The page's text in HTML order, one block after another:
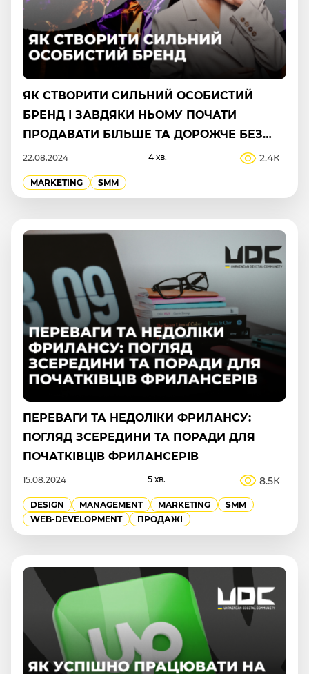
ЯК СТВОРИТИ СИЛЬНИЙ ОСОБИСТИЙ
БРЕНД І ЗАВДЯКИ НЬОМУ ПОЧАТИ
ПРОДАВАТИ БІЛЬШЕ ТА ДОРОЖЧЕ БЕЗ
ВИГОРАНЬ
22.08.2024 4 хв. 2.4К
MARKETING SMM
ПЕРЕВАГИ ТА НЕДОЛІКИ ФРИЛАНСУ:
ПОГЛЯД ЗСЕРЕДИНИ ТА ПОРАДИ ДЛЯ
ПОЧАТКІВЦІВ ФРИЛАНСЕРІВ
15.08.2024 5 хв. 8.5К
DESIGN MANAGEMENT MARKETING
SMM
WEB-DEVELOPMENT
ПРОДАЖІ